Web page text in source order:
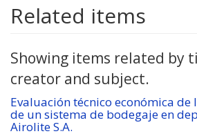
Related items
Showing items related by
creator and subject.
Evaluación técnico económica
de un sistema de bodegaje en
Airolite S.A.